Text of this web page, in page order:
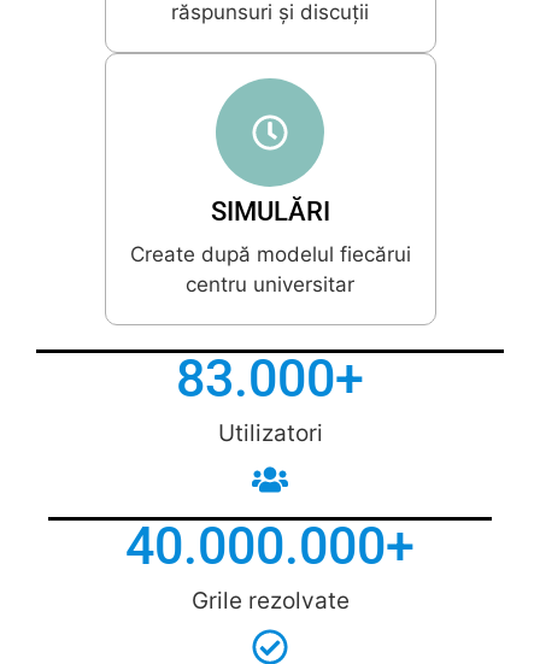
răspunsuri și discuții
SIMULĂRI
Create după modelul fiecărui
centru universitar
Utilizatori
83.000+
Grile rezolvate
40.000.000+